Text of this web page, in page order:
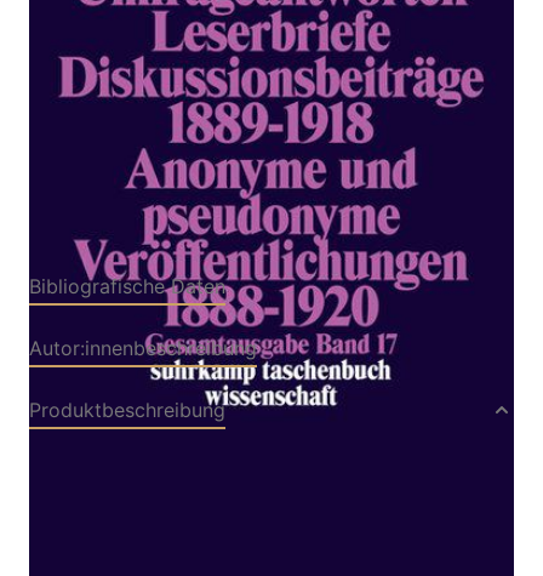
Georg Simmel
Verlag: Suhrkamp 31.01.2005
626 Seiten
kartoniert
ISBN: 978-3-518-
28417-9
Bibliografische Daten
Autor:innenbeschreibung
Produktbeschreibung